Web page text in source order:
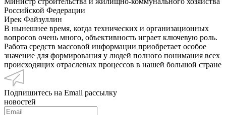
Российской Федерации
Ирек Файзуллин
В нынешнее время, когда технических и организационных
вопросов очень много, объективность играет ключевую роль.
Работа средств массовой информации приобретает особое
значение для формирования у людей полного понимания всех
происходящих отраслевых процессов в нашей большой стране
Подпишитесь на Email рассылку
новостей